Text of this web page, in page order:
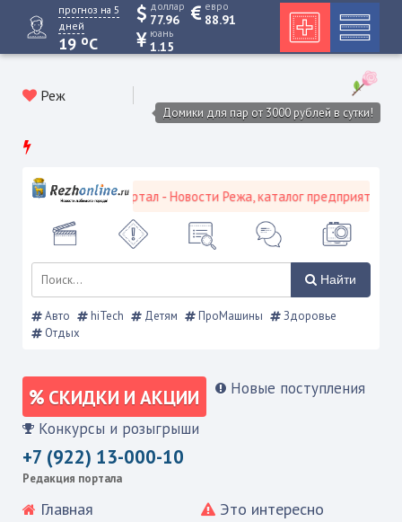
прогноз на 5
дней
19 oC
доллар
77.96
евро
88.91
юань
1.15
Реж
Домики для пар от 3000 рублей в сутки!
городской портал - Новости Режа, каталог предприятий,
Найти
Авто hiTech Детям ПроМашины
Здоровье
Отдых
СКИДКИ И АКЦИИ Новые поступления
Конкурсы и розыгрыши
+7 (922) 13-000-10
Редакция портала
Главная
Это интересно